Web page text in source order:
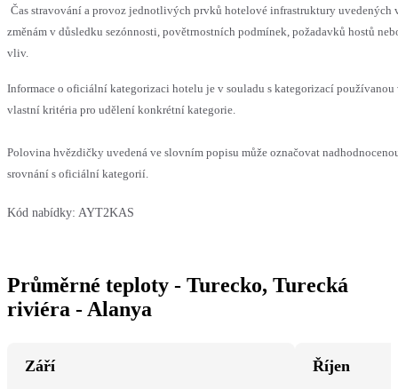
Čas stravování a provoz jednotlivých prvků hotelové infrastruktury uvedených
změnám v důsledku sezónnosti, povětrnostních podmínek, požadavků hostů
vliv.
Informace o oficiální kategorizaci hotelu je v souladu s kategorizací používanou
vlastní kritéria pro udělení konkrétní kategorie.
Polovina hvězdičky uvedená ve slovním popisu může označovat
srovnání s oficiální kategorií.
Kód nabídky: AYT2KAS
Průměrné teploty - Turecko, Turecká
riviéra - Alanya
Září
Říjen